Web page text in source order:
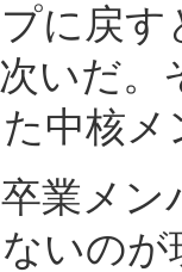
に戻す
いだ
中核
業メン
いの